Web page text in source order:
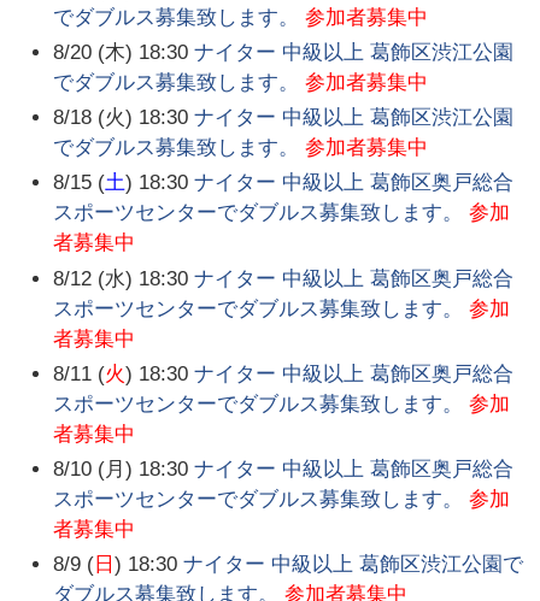
でダブルス募集致します。
参加者募集中
8/20 (木) 18:30 ナイター 中級以上 葛飾区渋江公園
でダブルス募集致します。
参加者募集中
8/18 (火) 18:30 ナイター 中級以上 葛飾区渋江公園
でダブルス募集致します。
参加者募集中
8/15 (土) 18:30 ナイター 中級以上 葛飾区奥戸総合
スポーツセンターでダブルス募集致します。
参加
者募集中
8/12 (水) 18:30 ナイター 中級以上 葛飾区奥戸総合
スポーツセンターでダブルス募集致します。
参加
者募集中
8/11 (火) 18:30 ナイター 中級以上 葛飾区奥戸総合
スポーツセンターでダブルス募集致します。
参加
者募集中
8/10 (月) 18:30 ナイター 中級以上 葛飾区奥戸総合
スポーツセンターでダブルス募集致します。
参加
者募集中
8/9 ( 日) 18:30 ナイター 中級以上 葛飾区渋江公園で
ダブルス募集致します。
参加者募集中